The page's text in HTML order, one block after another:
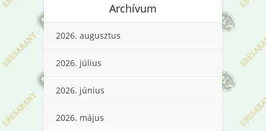
Archívum
2026. augusztus
2026. július
2026. június
2026. május